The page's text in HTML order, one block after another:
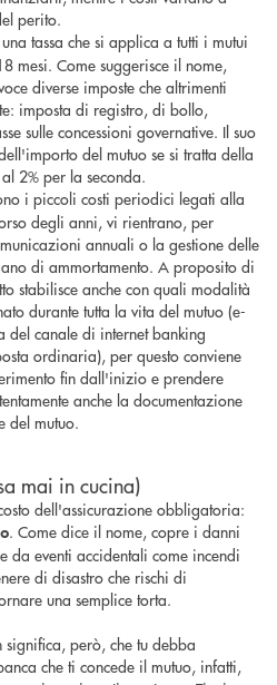
perito.
tassa che si applica a tutti i mutui
mesi. Come suggerisce il nome,
diverse imposte che altrimenti
imposta di registro, di bollo,
sulle concessioni governative. Il suo
del mutuo se si tratta della
2% per la seconda.
i piccoli costi periodici legati alla
degli anni, vi rientrano, per
annuali o la gestione delle
di ammortamento. A proposito di
stabilisce anche con quali modalità
durante tutta la vita del mutuo (e-
del canale di internet banking
ordinaria), per questo conviene
fin dall'inizio e prendere
anche la documentazione
del mutuo.
mai in cucina)
dell'assicurazione obbligatoria:
. Come dice il nome, copre i danni
eventi accidentali come incendi
di disastro che rischi di
una semplice torta.
però, che tu debba
che ti concede il mutuo, infatti,